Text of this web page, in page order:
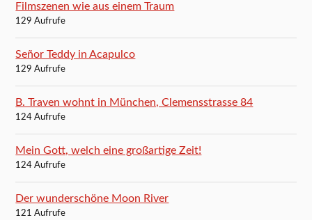
Filmszenen wie aus einem Traum
129 Aufrufe
Señor Teddy in Acapulco
129 Aufrufe
B. Traven wohnt in München, Clemensstrasse 84
124 Aufrufe
Mein Gott, welch eine großartige Zeit!
124 Aufrufe
Der wunderschöne Moon River
121 Aufrufe